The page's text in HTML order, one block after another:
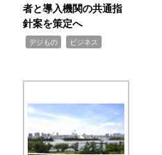
者と導入機関の共通指
針案を策定へ
デジもの ビジネス